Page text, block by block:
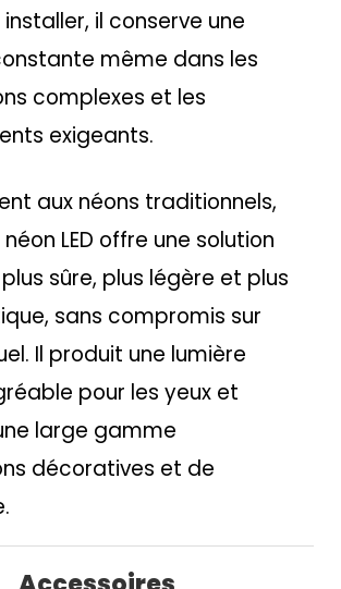
il conserve une
même dans les
complexes et les
exigeants.
aux néons traditionnels,
LED offre une solution
sûre, plus légère et plus
sans compromis sur
Il produit une lumière
pour les yeux et
large gamme
décoratives et de